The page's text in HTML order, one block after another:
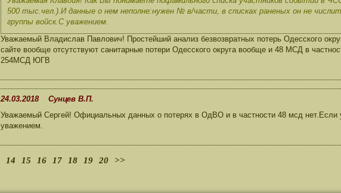
500 тыс.чел.).И данные о нем неполне:нужен № в/части, в списках раненых он не
группы войск.С уважением.
Уважаемый Владислав Павлович! Простейший анализ безвозвратных потерь Одесского
сайте вообще отсутствуют санитарные потери Одесского округа вообще и 48 МСД в
254МСД ЮГВ
24.03.2018 Сунцев В.П.
Уважаемый Сергей! Официальных данных о потерях в ОдВО и в частности 48 мсд нет.Если
уважением.
14 15 16 17 18 19 20 >>